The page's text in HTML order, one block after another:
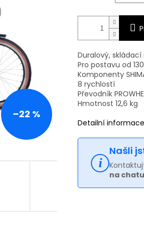
–22 %
Duralový,
Pro postavu od
Komponenty
8 rychlostí
Převodník
Hmotnost 12,6 kg
Detailní informace
Našli
na chatu